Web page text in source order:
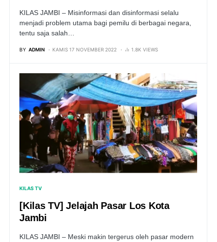
KILAS JAMBI – Misinformasi dan disinformasi selalu
menjadi problem utama bagi pemilu di berbagai negara,
tentu saja salah…
BY ADMIN KAMIS 17 NOVEMBER 2022 1.8K VIEWS
KILAS TV
[Kilas TV] Jelajah Pasar Los Kota
Jambi
KILAS JAMBI – Meski makin tergerus oleh pasar modern